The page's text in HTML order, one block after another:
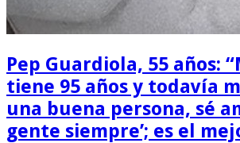
Pep Guardiola, 55 años:
tiene 95 años y todavía
una buena persona, sé
gente siempre’; es el